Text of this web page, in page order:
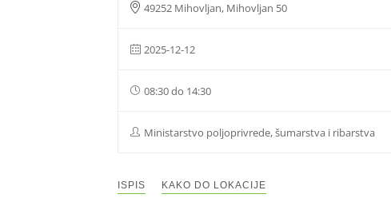
49252 Mihovljan, Mihovljan 50
2025-12-12
08:30 do 14:30
Ministarstvo poljoprivrede, šumarstva i ribarstva
ISPIS KAKO DO LOKACIJE